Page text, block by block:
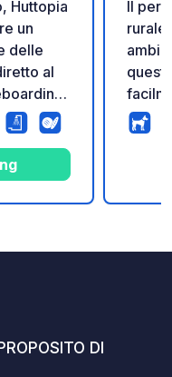
Huttopia
un
delle
al
le
Il
rurale
faro
DI